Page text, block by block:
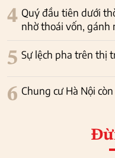
4 Quý đầu tiên dưới
nhờ thoái vốn, gánh
5 Sự lệch pha trên thị
6 Chung cư Hà Nội